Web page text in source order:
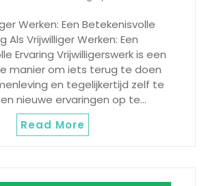
Werken: Een Betekenisvolle
Als Vrijwilliger Werken: Een
Ervaring Vrijwilligerswerk is een
manier om iets terug te doen
en tegelijkertijd zelf te
nieuwe ervaringen op te…
Read More